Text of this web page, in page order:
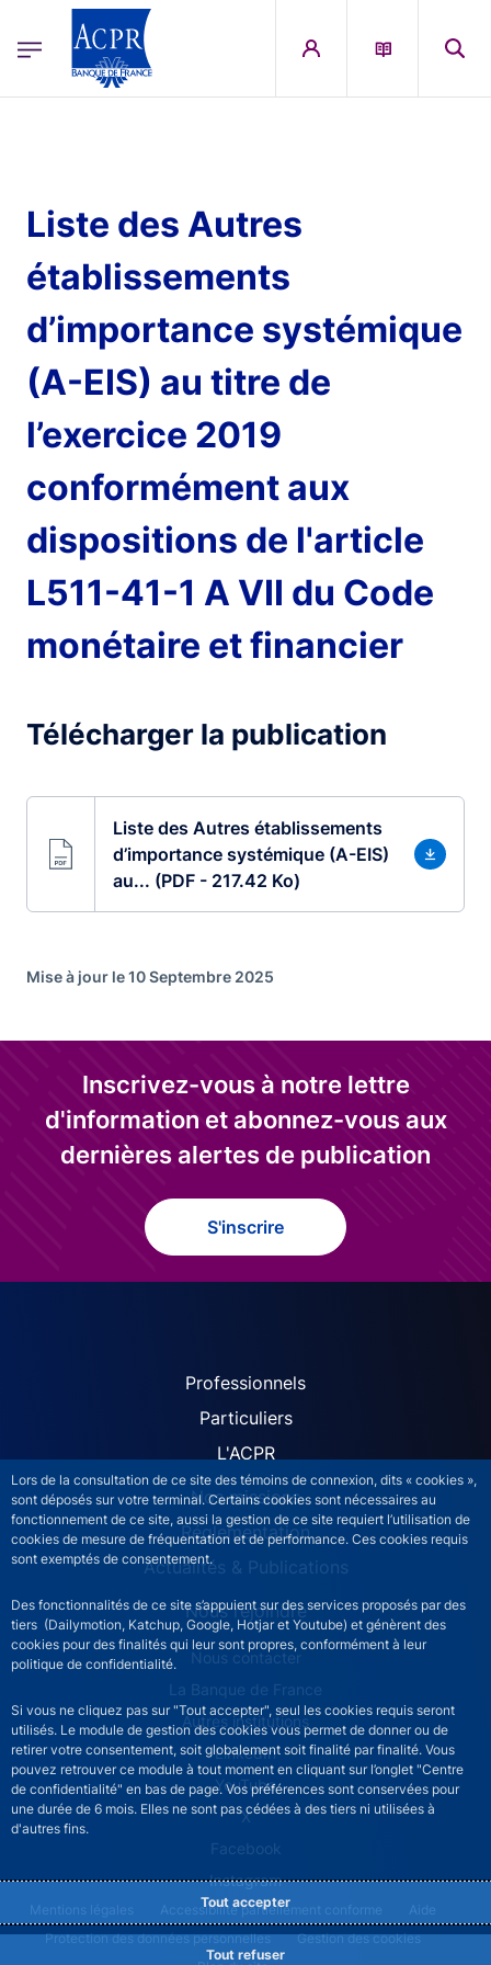
Lors de la consultation de ce site des témoins de connexion, dits « cookies »,
sont déposés sur votre terminal. Certains cookies sont nécessaires au
fonctionnement de ce site, aussi la gestion de ce site requiert l’utilisation de
cookies de mesure de fréquentation et de performance. Ces cookies requis
sont exemptés de consentement.
Des fonctionnalités de ce site s’appuient sur des services proposés par des
tiers (Dailymotion, Katchup, Google, Hotjar et Youtube) et génèrent des
cookies pour des finalités qui leur sont propres, conformément à leur
politique de confidentialité.
Si vous ne cliquez pas sur "Tout accepter", seul les cookies requis seront
utilisés. Le module de gestion des cookies vous permet de donner ou de
retirer votre consentement, soit globalement soit finalité par finalité. Vous
pouvez retrouver ce module à tout moment en cliquant sur l’onglet "Centre
de confidentialité" en bas de page. Vos préférences sont conservées pour
une durée de 6 mois. Elles ne sont pas cédées à des tiers ni utilisées à
d'autres fins.
Tout accepter
Tout refuser
ACPR Menu Principal (French)
Liste des Autres
établissements
d’importance systémique
(A-EIS) au titre de
l’exercice 2019
conformément aux
dispositions de l'article
L511-41-1 A VII du Code
monétaire et financier
Télécharger la publication
Liste des Autres établissements
d’importance systémique (A-EIS)
au... (PDF - 217.42 Ko)
Mise à jour le 10 Septembre 2025
Inscrivez-vous à notre lettre
d'information et abonnez-vous aux
dernières alertes de publication
S'inscrire
ACPR site navigation
Professionnels
Particuliers
L'ACPR
Nos missions
Réglementation
Actualités & Publications
Nous rejoindre
ACPR footer secondary menu (French)
Nous contacter
La Banque de France
Autres institutions
LinkedIn
YouTube
X
Facebook
Instagram
ACPR footer legal notice menu
Mentions légales Accessibilité partiellement conforme
Aide
Protection des données personnelles
Gestion des cookies